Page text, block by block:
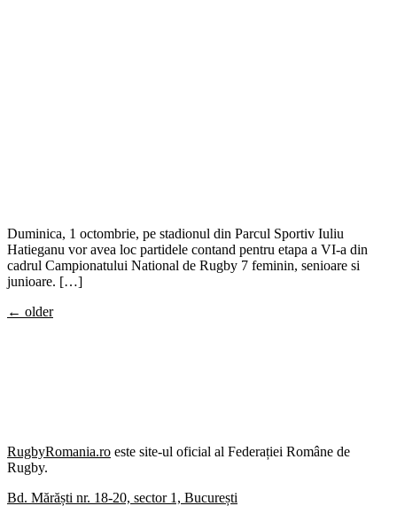
Duminica, 1 octombrie, pe stadionul din Parcul Sportiv Iuliu
Hatieganu vor avea loc partidele contand pentru etapa a VI-a din
cadrul Campionatului National de Rugby 7 feminin, senioare si
junioare. […]
← older
RugbyRomania.ro este site-ul oficial al Federației Române de
Rugby.
Bd. Mărăști nr. 18-20, sector 1, București